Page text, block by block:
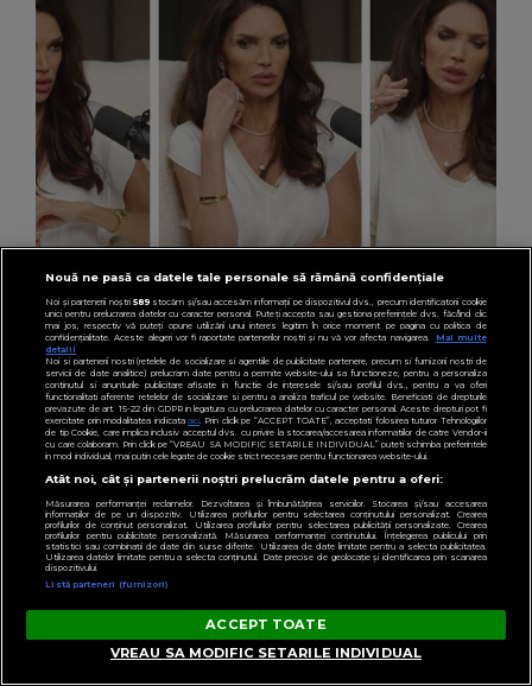
VEDETE
Ce i-ar transmite Cristina Spătar versiunii din
trecut dacă ar avea ocazia: “Viața mi-a
demosntrat că lucrurile nu stau așa.”
Nouă ne pasă ca datele tale personale să rămână confidențiale
Noi și partenerii noștri589stocăm și/sau accesăm informații pe dispozitivul dvs., precum identificatorii cookie
unici pentru prelucrarea datelor cu caracter personal. Puteți accepta sau gestiona preferințele dvs. făcând clic
mai jos, respectiv vă puteți opune utilizării unui interes legitim în orice moment pe pagina cu politica de
confidențialitate. Aceste alegeri vor fi raportate partenerilor noștri și nu vă vor afecta navigarea.
Mai multe
detalii
Noi si partenerii nostri (retelele de socializare si agentiile de publicitate partenere, precum si furnizorii nostri de
servicii de date analitice) prelucram date pentru a permite website-ului sa functioneze, pentru a personaliza
continutul si anunturile publicitare afisate in functie de interesele si/sau profilul dvs., pentru a va oferi
functionalitati aferente retelelor de socializare si pentru a analiza traficul pe website. Beneficiati de drepturile
prevazute de art. 15-22 din GDPR in legatura cu prelucrarea datelor cu caracter personal. Aceste drepturi pot fi
exercitate prin modalitatea indicataaici. Prin click pe “ACCEPT TOATE”, acceptati folosirea tuturor Tehnologiilor
de tip Cookie, care implica inclusiv acceptul dvs. cu privire la stocarea/accesarea informatiilor de catre Vendor-ii
cu care colaboram. Prin click pe “VREAU SA MODIFIC SETARILE INDIVIDUAL” puteti schimba preferintele
in mod individual, mai putin cele legate de cookie strict necesare pentru functionarea website-ului.
Atât noi, cât și partenerii noștri prelucrăm datele pentru a oferi:
Măsurarea performanței reclamelor. Dezvoltarea și îmbunătățirea serviciilor. Stocarea și/sau accesarea
informațiilor de pe un dispozitiv. Utilizarea profilurilor pentru selectarea conținutului personalizat. Crearea
profilurilor de conținut personalizat. Utilizarea profilurilor pentru selectarea publicității personalizate. Crearea
profilurilor pentru publicitate personalizată. Măsurarea performanței conținutului. Înțelegerea publicului prin
statistici sau combinații de date din surse diferite. Utilizarea de date limitate pentru a selecta publicitatea.
Utilizarea datelor limitate pentru a selecta conținutul. Date precise de geolocație și identificarea prin scanarea
dispozitivului.
Listă parteneri (furnizori)
ACCEPT TOATE
VREAU SA MODIFIC SETARILE INDIVIDUAL